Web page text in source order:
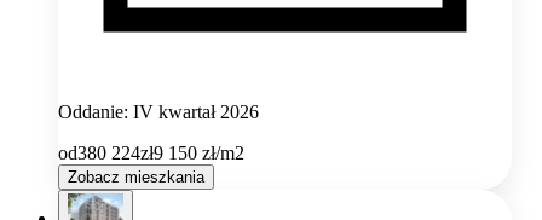
Oddanie: IV kwartał 2026
od380 224zł9 150 zł/m2
Zobacz mieszkania